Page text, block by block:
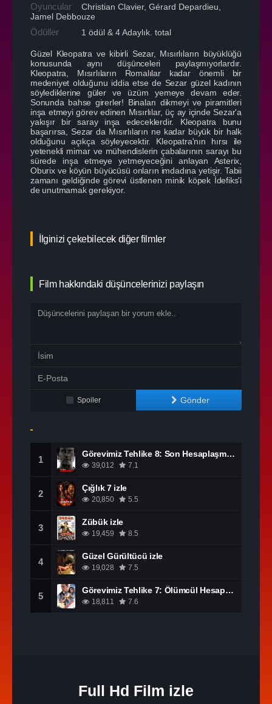
Oyuncular Christian Clavier, Gérard Depardieu
Jamel Debbouze
Ödüller 1 ödül & 4 Adaylık. total
Güzel Kleopatra ve kibirli Sezar, Mısırlıların büyüklüğü
konusunda aynı düşünceleri paylaşmıyorlardır.
Kleopatra, Mısırlıların Romalılar kadar önemli bir
medeniyet olduğunu iddia etse de Sezar güzel kadının
söylediklerine güler ve üzüm yemeye devam eder.
Sonunda bahse girerler! Binaları dikmeyi ve piramitleri
inşa etmeyi görev edinen Mısırlılar, üç ay içinde Sezar'a
yakışır bir saray inşa edeceklerdir. Kleopatra bunu
başarırsa, Sezar da Mısırlıların ne kadar büyük bir halk
olduğunu açıkça söyleyecektir. Kleopatra'nın hırsı ile
yetenekli mimar ve mühendislerin çabalarının sarayı bu
sürede inşa etmeye yetmeyeceğini anlayan Asterix,
Oburix ve köyün büyücüsü onların imdadına yetişir. Tabii
zamanı geldiğinde görevi üstlenen minik köpek İdefiks'i
de unutmamak gerekiyor.
İlginizi çekebilecek diğer filmler
Film hakkındaki düşüncelerinizi paylaşın
Spoiler Gönder
1
Görevimiz Tehlike 8: Son Hesaplaşma izle
39,012 7.1
2
Çığlık 7 izle
20,850 5.5
3
Zübük izle
19,459 8.5
4
Güzel Gürültücü izle
19,028 7.5
5
Görevimiz Tehlike 7: Ölümcül Hesaplaşma Bölüm 1 izle
18,811 7.6
Full Hd Film izle